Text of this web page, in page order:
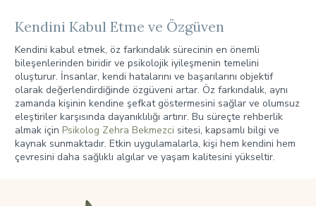
Kendini Kabul Etme ve Özgüven
Kendini kabul etmek, öz farkındalık sürecinin en önemli
bileşenlerinden biridir ve psikolojik iyileşmenin temelini
oluşturur. İnsanlar, kendi hatalarını ve başarılarını objektif
olarak değerlendirdiğinde özgüveni artar. Öz farkındalık, aynı
zamanda kişinin kendine şefkat göstermesini sağlar ve olumsuz
eleştiriler karşısında dayanıklılığı artırır. Bu süreçte rehberlik
almak için Psikolog Zehra Bekmezci sitesi, kapsamlı bilgi ve
kaynak sunmaktadır. Etkin uygulamalarla, kişi hem kendini hem
çevresini daha sağlıklı algılar ve yaşam kalitesini yükseltir.